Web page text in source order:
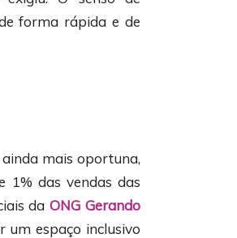
forma rápida e de
mais oportuna,
1% das vendas das
daONG Gerando
um espaço inclusivo